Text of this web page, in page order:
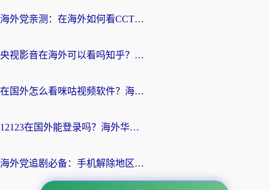
海外党亲测：在海外如何看CCTV？告别“仅限大陆播放”的实用指南
央视影音在海外可以看吗知乎？留学生亲测：3步解决地域限制+追剧自由
在国外怎么看咪咕视频软件？海外党亲测有效的回国加速方案
12123在国外能登录吗？海外华人必看的回国加速实用指南
海外党追剧必备：手机解除地区限制app怎么选？解决央视视频&国内剧地区限制全指南